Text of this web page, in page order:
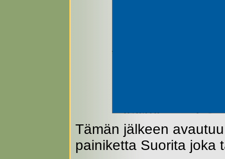
Tämän jälkeen
painiketta Suorita joka